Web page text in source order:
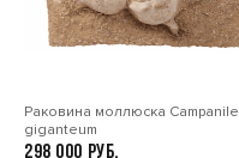
Раковина моллюска Сampanile
giganteum
298 000